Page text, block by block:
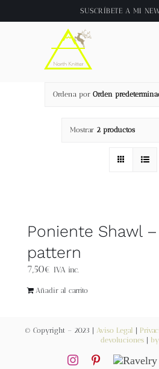
al
SUSCRÍBETE A MI
Inicio
About
Tienda
Videos
Newsletter
Ordena por Orden
Mostrar 2 productos
Poniente Shawl
pattern
7,50€ IVA inc.
Añadir al carrito
© Copyright – 2023 | Aviso Legal
devoluciones|